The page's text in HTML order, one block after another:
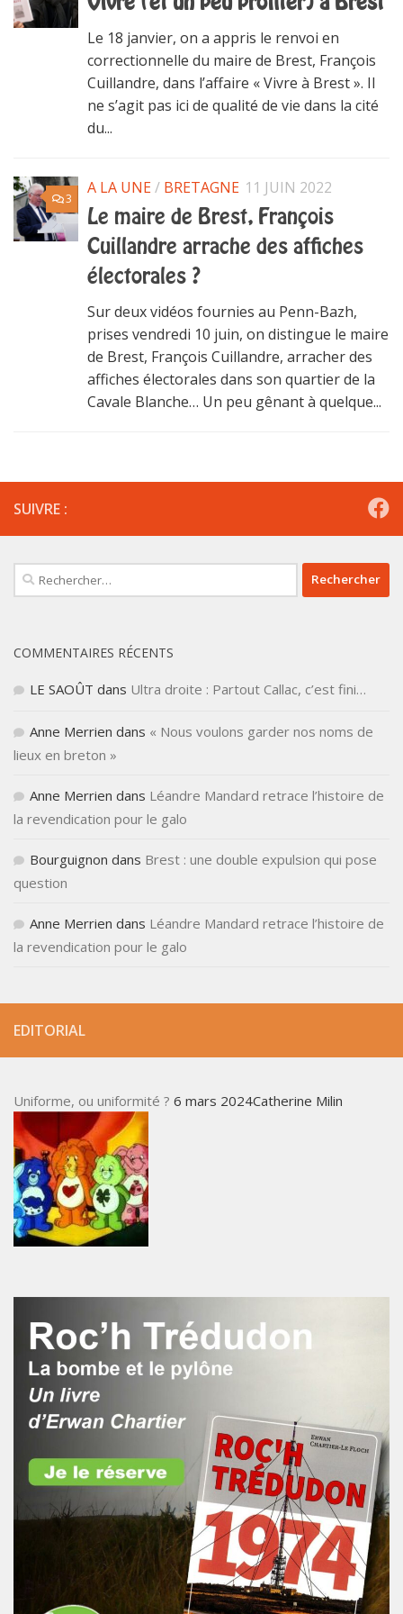
Le 18 janvier, on a appris le renvoi en
correctionnelle du maire de Brest, François
Cuillandre, dans l’affaire « Vivre à Brest ». Il
ne s’agit pas ici de qualité de vie dans la cité
du...
3
A LA UNE/ BRETAGNE 11 JUIN 2022
Le maire de Brest, François
Cuillandre arrache des affiches
électorales ?
Sur deux vidéos fournies au Penn-Bazh,
prises vendredi 10 juin, on distingue le maire
de Brest, François Cuillandre, arracher des
affiches électorales dans son quartier de la
Cavale Blanche… Un peu gênant à quelque...
SUIVRE :
Rechercher :
COMMENTAIRES RÉCENTS
LE SAOÛT dans Ultra droite : Partout Callac, c’est fini…
Anne Merrien dans « Nous voulons garder nos noms de
lieux en breton »
Anne Merrien dans Léandre Mandard retrace l’histoire de
la revendication pour le galo
Bourguignon dans Brest : une double expulsion qui pose
question
Anne Merrien dans Léandre Mandard retrace l’histoire de
la revendication pour le galo
EDITORIAL
Uniforme, ou uniformité ? 6 mars 2024Catherine Milin